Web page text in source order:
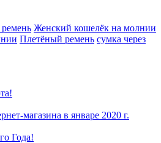
Женский кошелёк на молнии
Плетёный ремень сумка через
магазина в январе 2020 г.
Года!